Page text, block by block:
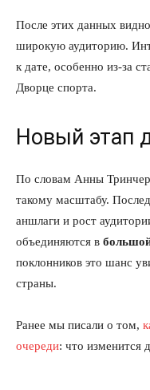
После этих данных
широкую аудиторию.
к дате, особенно из-за
Дворце спорта.
Новый этап
По словам Анны
такому масштабу.
аншлаги и рост
объединяются в
поклонников это шанс
страны.
Ранее мы писали о том,
очереди: что изменится